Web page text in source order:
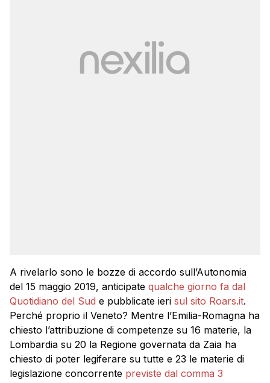
A rivelarlo sono le bozze di accordo sull’Autonomia
del 15 maggio 2019, anticipate qualche giorno fa dal
Quotidiano del Sud e pubblicate ieri sul sito Roars.it.
Perché proprio il Veneto? Mentre l’Emilia-Romagna ha
chiesto l’attribuzione di competenze su 16 materie, la
Lombardia su 20 la Regione governata da Zaia ha
chiesto di poter legiferare su tutte e 23 le materie di
legislazione concorrente previste dal comma 3